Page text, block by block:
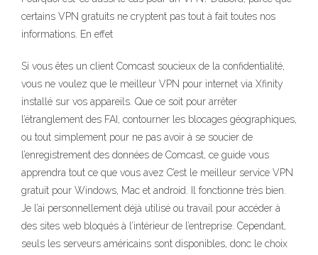
certains VPN gratuits ne cryptent pas tout à fait toutes nos
informations. En effet
Si vous êtes un client Comcast soucieux de la confidentialité,
vous ne voulez que le meilleur VPN pour internet via Xfinity
installé sur vos appareils. Que ce soit pour arrêter
l’étranglement des FAI, contourner les blocages géographiques,
ou tout simplement pour ne pas avoir à se soucier de
l’enregistrement des données de Comcast, ce guide vous
apprendra tout ce que vous avez C’est le meilleur service VPN
gratuit pour Windows, Mac et android. Il fonctionne très bien.
Je l’ai personnellement déjà utilisé ou travail pour accéder à
des sites web bloqués à l’intérieur de l’entreprise. Cependant,
seuls les serveurs américains sont disponibles, donc le choix